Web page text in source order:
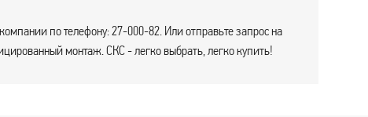
по телефону: 27-000-82. Или отправьте запрос на
монтаж. СКС - легко выбрать, легко купить!